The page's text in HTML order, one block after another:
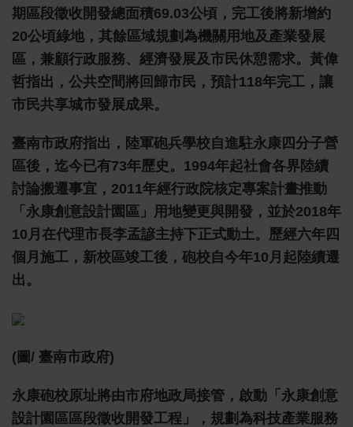
期區段徵收開發總面積69.03公頃，完工後將新增約
20公頃綠地，其餘區域規劃為機關用地及產業發展
區，兼顧行政服務、經濟發展及市民休憩需求。黃偉
哲指出，公共空間將回歸市民，預計118年完工，讓
市民共享城市發展成果。
臺南市政府指出，陸軍砲兵學校自進駐永康四分子營
區後，迄今已有73年歷史。1994年起社會各界陸續
討論搬遷事宜，2011年經行政院核定專案計畫推動
「永康創意設計園區」用地變更與開發，並於2018年
10月在代理市長李孟諺主持下正式動土。歷經六年四
個月施工，新校區竣工後，砲校自今年10月起陸續遷
出。
(圖/ 臺南市政府)
永康砲校原址將由市府地政局接管，啟動「永康創意
設計園區區段徵收開發工程」，規劃為科技產業服務